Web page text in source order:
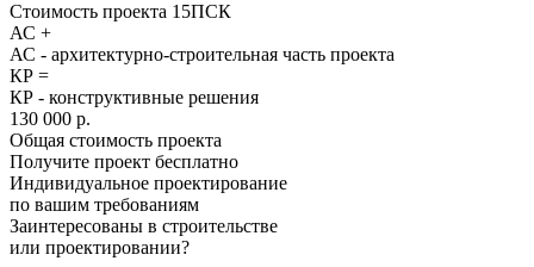
Стоимость проекта 15ПСК
АС +
АС - архитектурно-строительная часть проекта
КР =
КР - конструктивные решения
130 000 р.
Общая стоимость проекта
Получите проект бесплатно
Индивидуальное проектирование
по вашим требованиям
Заинтересованы в строительстве
или проектировании?